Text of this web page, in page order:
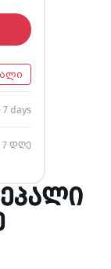
7 days
7 დღე